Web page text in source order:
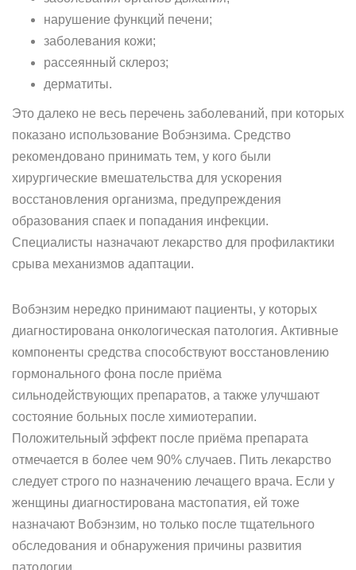
нарушение функций печени;
заболевания кожи;
рассеянный склероз;
дерматиты.
Это далеко не весь перечень заболеваний, при которых
показано использование Вобэнзима. Средство
рекомендовано принимать тем, у кого были
хирургические вмешательства для ускорения
восстановления организма, предупреждения
образования спаек и попадания инфекции.
Специалисты назначают лекарство для профилактики
срыва механизмов адаптации.
Вобэнзим нередко принимают пациенты, у которых
диагностирована онкологическая патология. Активные
компоненты средства способствуют восстановлению
гормонального фона после приёма
сильнодействующих препаратов, а также улучшают
состояние больных после химиотерапии.
Положительный эффект после приёма препарата
отмечается в более чем 90% случаев. Пить лекарство
следует строго по назначению лечащего врача. Если у
женщины диагностирована мастопатия, ей тоже
назначают Вобэнзим, но только после тщательного
обследования и обнаружения причины развития
патологии.